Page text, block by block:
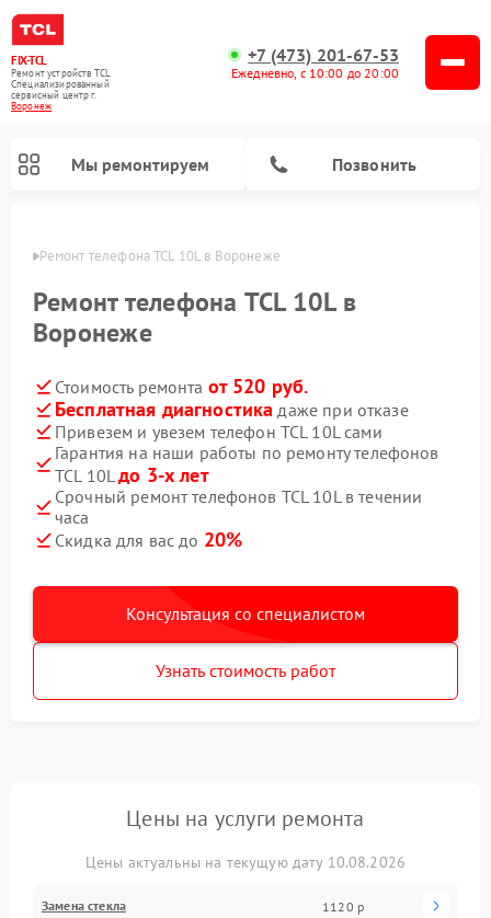
FIX-TCL
Ремонт устройств TCL
Специализированный
cервисный центр г.
Воронеж
+7 (473) 201-67-53
Ежедневно, с 10:00 до 20:00
Мы ремонтируем Позвонить
Ремонт телефона TCL 10L в Воронеже
Ремонт телефона TCL 10L в
Воронеже
Стоимость ремонта от 520 руб.
Бесплатная диагностика даже при отказе
Привезем и увезем телефон TCL 10L сами
Гарантия на наши работы по ремонту телефонов
TCL 10Lдо 3-х лет
Срочный ремонт телефонов TCL 10L в течении
часа
Скидка для вас до 20%
Консультация со специалистом
Узнать стоимость работ
Цены на услуги ремонта
Цены актуальны на текущую дату 10.08.2026
Замена стекла 1120 р